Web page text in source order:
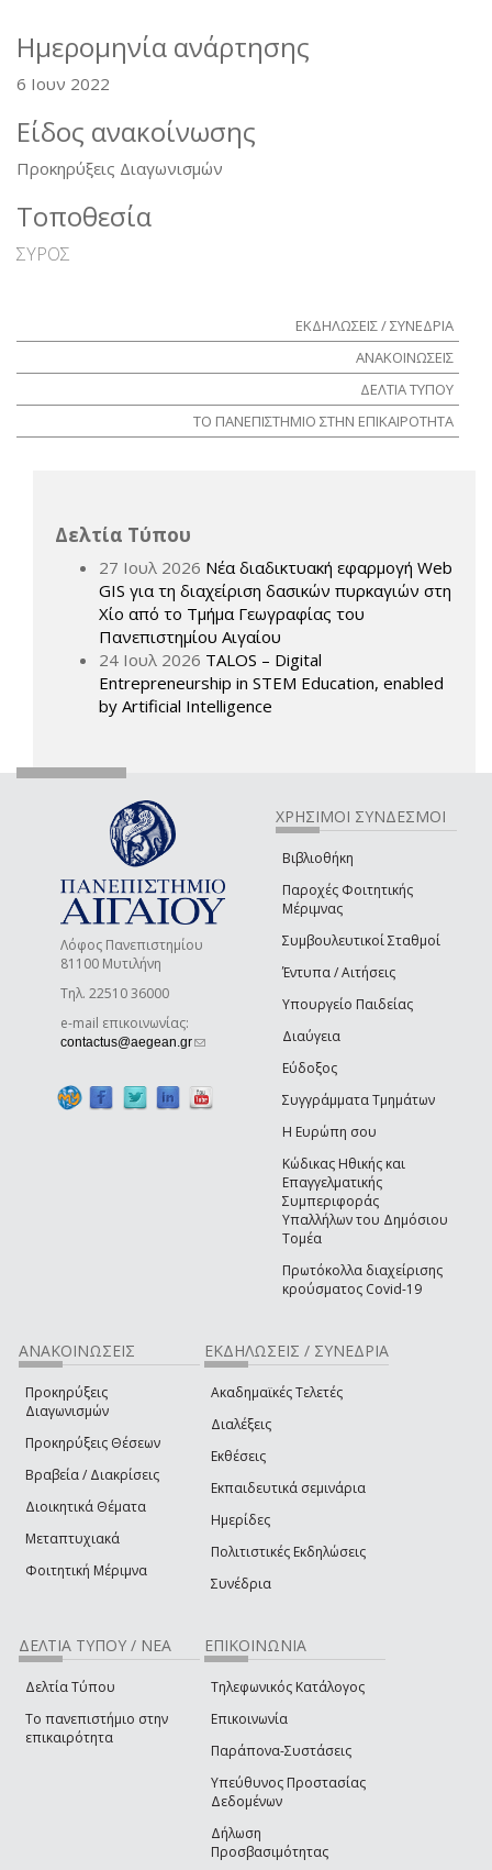
Ημερομηνία ανάρτησης
6 Ιουν 2022
Είδος ανακοίνωσης
Προκηρύξεις Διαγωνισμών
Τοποθεσία
ΣΥΡΟΣ
ΕΚΔΗΛΩΣΕΙΣ / ΣΥΝΕΔΡΙΑ
ΑΝΑΚΟΙΝΩΣΕΙΣ
ΔΕΛΤΙΑ ΤΥΠΟΥ
ΤΟ ΠΑΝΕΠΙΣΤΗΜΙΟ ΣΤΗΝ ΕΠΙΚΑΙΡΟΤΗΤΑ
Δελτία Τύπου
27 Ιουλ 2026 Νέα διαδικτυακή εφαρμογή Web
GIS για τη διαχείριση δασικών πυρκαγιών στη
Χίο από το Τμήμα Γεωγραφίας του
Πανεπιστημίου Αιγαίου
24 Ιουλ 2026 TALOS – Digital
Entrepreneurship in STEM Education, enabled
by Artificial Intelligence
Λόφος Πανεπιστημίου
81100 Μυτιλήνη
Τηλ. 22510 36000
e-mail επικοινωνίας:
contactus@aegean.gr(link sends e-mail)
ΧΡΗΣΙΜΟΙ ΣΥΝΔΕΣΜΟΙ
Βιβλιοθήκη
Παροχές Φοιτητικής
Μέριμνας
Συμβουλευτικοί Σταθμοί
Έντυπα / Αιτήσεις
Υπουργείο Παιδείας
Διαύγεια
Εύδοξος
Συγγράμματα Τμημάτων
Η Ευρώπη σου
Κώδικας Ηθικής και
Επαγγελματικής
Συμπεριφοράς
Υπαλλήλων του Δημόσιου
Τομέα
Πρωτόκολλα διαχείρισης
κρούσματος Covid-19
ΑΝΑΚΟΙΝΩΣΕΙΣ
Προκηρύξεις
Διαγωνισμών
Προκηρύξεις Θέσεων
Βραβεία / Διακρίσεις
Διοικητικά Θέματα
Μεταπτυχιακά
Φοιτητική Μέριμνα
ΕΚΔΗΛΩΣΕΙΣ / ΣΥΝΕΔΡΙΑ
Ακαδημαϊκές Τελετές
Διαλέξεις
Εκθέσεις
Εκπαιδευτικά σεμινάρια
Ημερίδες
Πολιτιστικές Εκδηλώσεις
Συνέδρια
ΔΕΛΤΙΑ ΤΥΠΟΥ / ΝΕΑ
Δελτία Τύπου
Το πανεπιστήμιο στην
επικαιρότητα
ΕΠΙΚΟΙΝΩΝΙΑ
Τηλεφωνικός Κατάλογος
Επικοινωνία
Παράπονα-Συστάσεις
Υπεύθυνος Προστασίας
Δεδομένων
Δήλωση
Προσβασιμότητας